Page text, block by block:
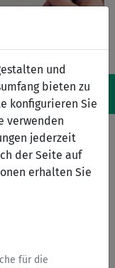
und
bieten zu
konfigurieren Sie
verwenden
jederzeit
der Seite auf
erhalten Sie
für die